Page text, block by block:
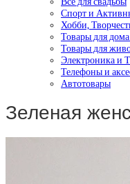
Спорт и
Хобби,
Товары для
Товары для
Электроника и
Телефоны и
Автотовары
Зеленая